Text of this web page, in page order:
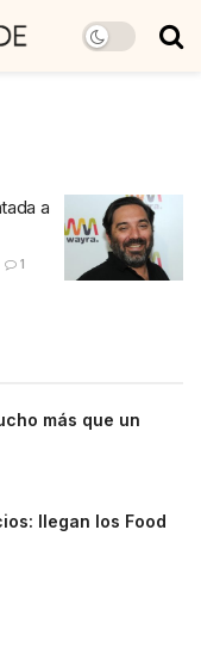
a
1
más que un
llegan los Food